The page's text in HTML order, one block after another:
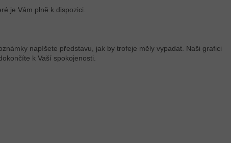
je Vám plně k dispozici.
napíšete představu, jak by trofeje měly vypadat. Naši grafici
k Vaší spokojenosti.